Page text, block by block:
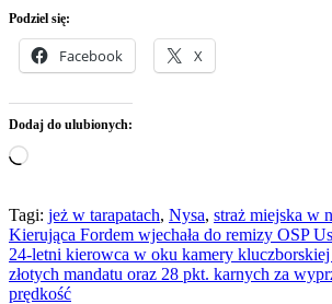
Podziel się:
Facebook X
Dodaj do ulubionych:
Wczytywanie…
Tagi: jeż w tarapatach, Nysa, straż miejska w
Nawigacja
wpisu
Kierująca Fordem wjechała do remizy OSP
24-letni kierowca w oku kamery
złotych mandatu oraz 28 pkt. karnych za
prędkość